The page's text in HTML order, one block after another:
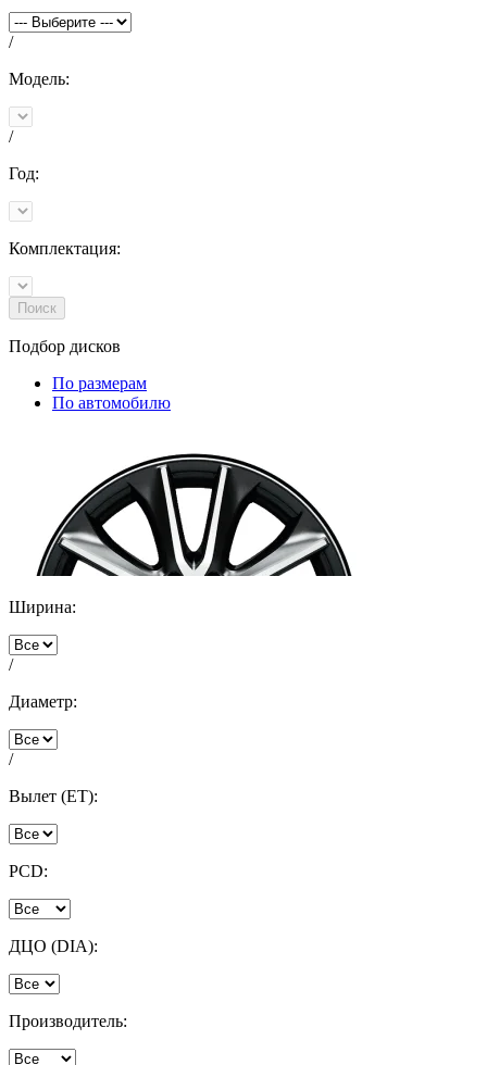
/
Модель:
/
Год:
Комплектация:
Поиск
Подбор дисков
По размерам
По автомобилю
Ширина:
/
Диаметр:
/
Вылет (ET):
PCD:
ДЦО (DIA):
Производитель: